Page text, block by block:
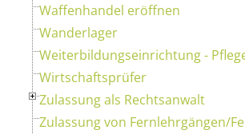
Waffenhandel eröffnen
Wanderlager
Weiterbildungseinrichtung -
Wirtschaftsprüfer
Zulassung als Rechtsanwalt
Zulassung von Fernlehrgängen/